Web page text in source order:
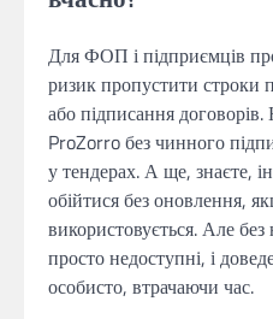
Для ФОП і підприємців
ризик пропустити строки
або підписання
ProZorro без чинного
у тендерах. А ще, знаєте,
обійтися без оновлення,
використовується. Але
просто недоступні, і
особисто, втрачаючи час.